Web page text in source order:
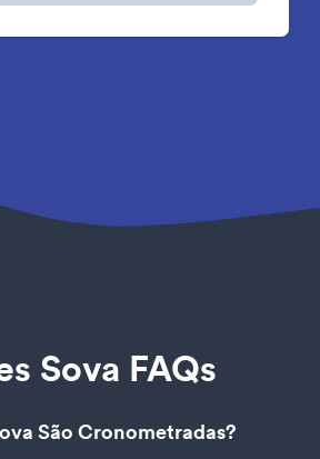
Sova FAQs
São Cronometradas?